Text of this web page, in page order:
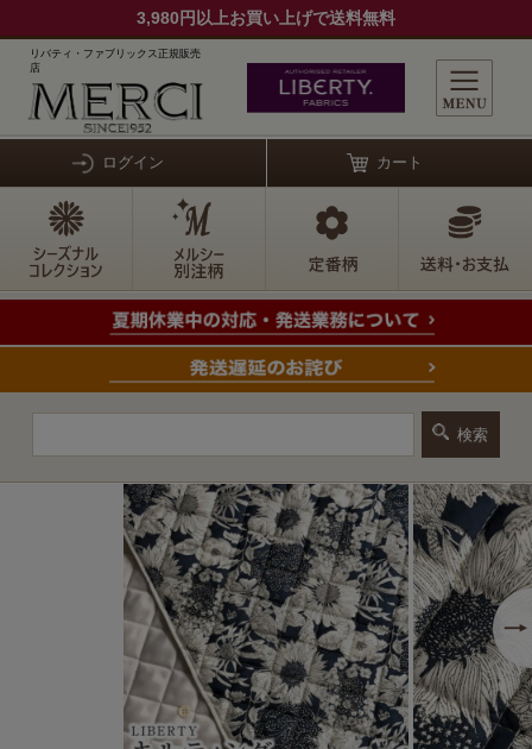
3,980円以上お買い上げで送料無料
リバティ・ファブリックス正規販売
店
ログイン カート